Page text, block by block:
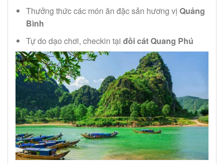
Thưởng thức các món ăn đặc sản hương vị Quảng
Bình
Tự do dạo chơi, checkin tại đồi cát Quang Phú